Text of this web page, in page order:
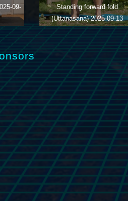
09-
Standing forward fold
(Uttanasana)2025-09-13
Github Vero Bluesky